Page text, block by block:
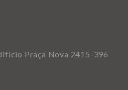
Praça Nova 2415-396